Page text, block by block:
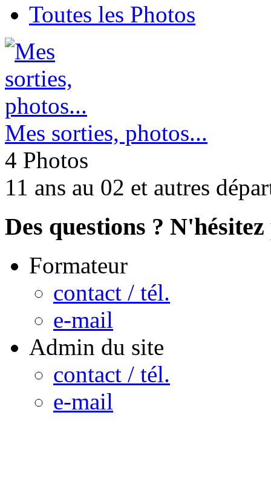
Toutes les Photos
Mes sorties, photos...
4 Photos
11 ans au 02 et autres
Des questions ?
Formateur
contact / tél.
e-mail
Admin du site
contact / tél.
e-mail